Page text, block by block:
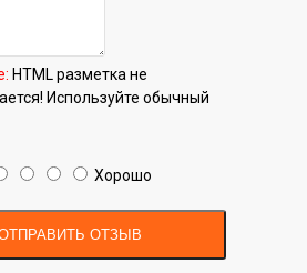
HTML разметка не
Используйте обычный
Хорошо
ОТЗЫВ